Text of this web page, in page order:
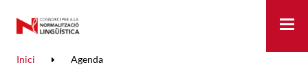
Inici Agenda